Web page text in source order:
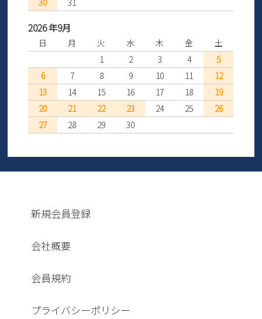
30
31
2026 年9月
日 月 火 水 木 金
土
1
2 3 4
5
6
7 8 9 10 11
12
13
14 15 16 17 18
19
20
21 22 23 24 25
26
27
28 29 30
新規会員登録
会社概要
会員規約
プライバシーポリシー